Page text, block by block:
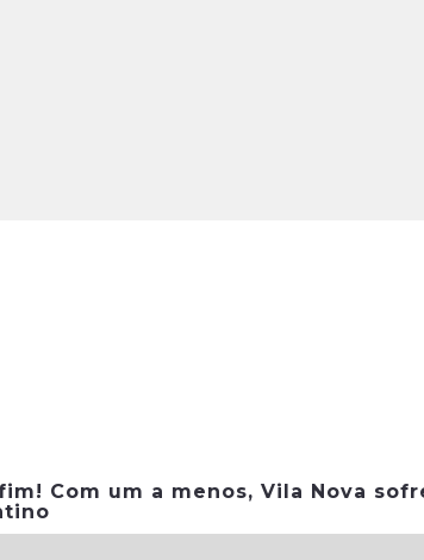
Com um a menos, Vila Nova